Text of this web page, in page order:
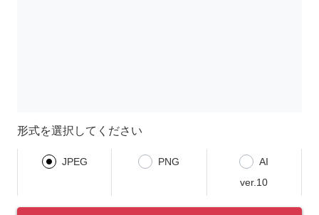
形式を選択してください
JPEG PNG
AI
ver.10